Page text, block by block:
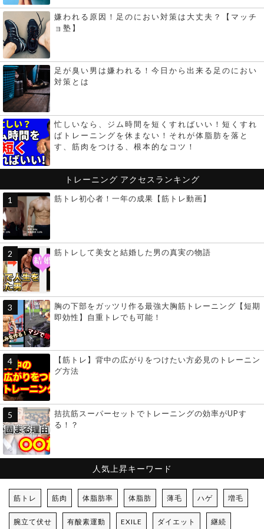
嫌われる原因！足のにおい対策は大丈夫？【マッチ
ョ塾】
足が臭い男は嫌われる！今日から出来る足のにおい
対策とは
忙しいなら、ジム時間を短くすればいい！短くすれ
ばトレーニングを休まない！それが体脂肪を落と
す、筋肉をつける、根本的なコツ！
トレーニング アクセスランキング
筋トレ初心者！一年の成果【筋トレ動画】
筋トレして美女と結婚した男の真実の物語
胸の下部をガッツリ作る最強大胸筋トレーニング【短期
即効性】自重トレでも可能！
【筋トレ】背中の広がりをつけたい方必見のトレーニン
グ方法
拮抗筋スーパーセットでトレーニングの効率がUPす
る！？
人気上昇キーワード
筋トレ 筋肉 体脂肪率 体脂肪 薄毛 ハゲ 増毛
腕立て伏せ 有酸素運動 EXILE ダイエット 継続